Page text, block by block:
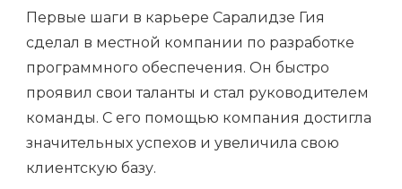
Первые шаги в карьере Саралидзе Гия
сделал в местной компании по разработке
программного обеспечения. Он быстро
проявил свои таланты и стал руководителем
команды. С его помощью компания достигла
значительных успехов и увеличила свою
клиентскую базу.